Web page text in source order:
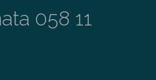
058 11